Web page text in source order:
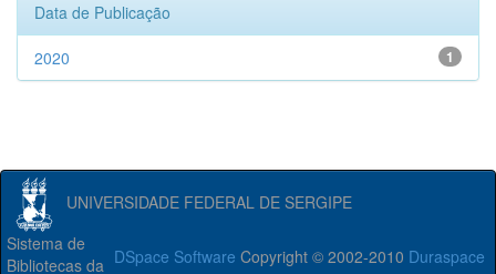
Data de Publicação
1
2020
UNIVERSIDADE FEDERAL DE SERGIPE
DSpace Software Copyright © 2002-2010 Duraspace
Sistema de
Bibliotecas da